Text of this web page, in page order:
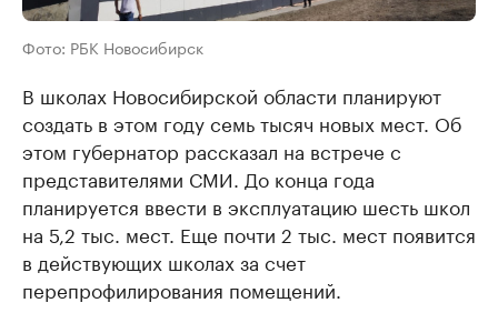
Фото: РБК Новосибирск
В школах Новосибирской области планируют
создать в этом году семь тысяч новых мест. Об
этом губернатор рассказал на встрече с
представителями СМИ. До конца года
планируется ввести в эксплуатацию шесть школ
на 5,2 тыс. мест. Еще почти 2 тыс. мест появится
в действующих школах за счет
перепрофилирования помещений.